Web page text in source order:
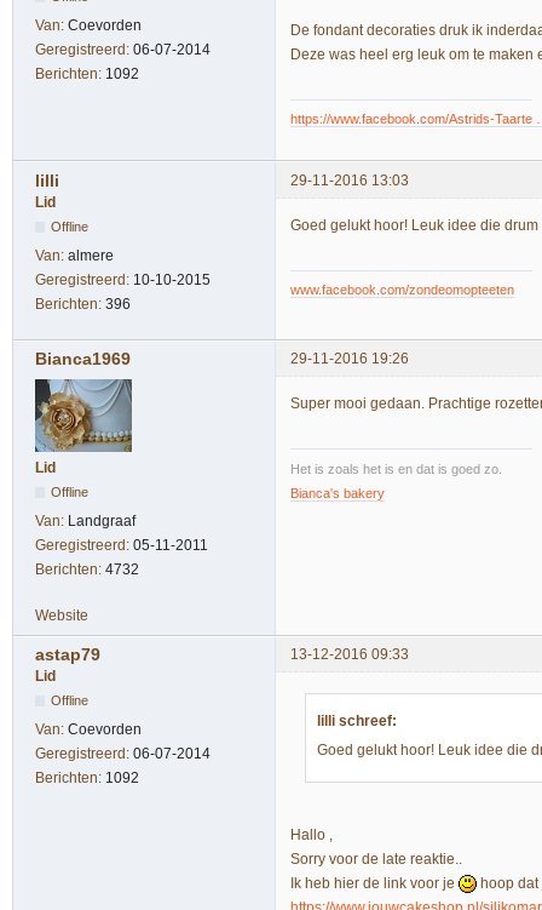
Van: Coevorden
Geregistreerd: 06-07-2014
Berichten: 1092
De fondant decoraties druk ik
Deze was heel erg leuk om te maken
https://www.facebook.com/Astrids-Taarte
lilli
29-11-2016 13:03
Lid
Offline
Van: almere
Geregistreerd: 10-10-2015
Berichten: 396
Goed gelukt hoor! Leuk idee die
www.facebook.com/zondeomopteeten
Bianca1969 29-11-2016 19:26
Lid
Offline
Van: Landgraaf
Geregistreerd: 05-11-2011
Berichten: 4732
Super mooi gedaan. Prachtige
Het is zoals het is en dat is goed zo.
Bianca's bakery
Website
astap79
13-12-2016 09:33
Lid
Offline
Van: Coevorden
Geregistreerd: 06-07-2014
Berichten: 1092
lilli schreef:
Goed gelukt hoor! Leuk idee die
Hallo ,
Sorry voor de late reaktie..
Ik heb hier de link voor je
hoop